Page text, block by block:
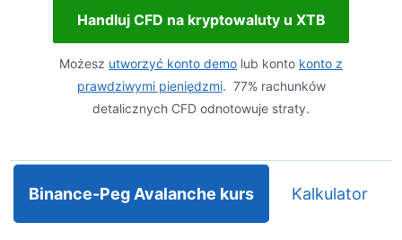
Handluj CFD na kryptowaluty u XTB
Możesz utworzyć konto demo lub konto konto z
prawdziwymi pieniędzmi. 77% rachunków
detalicznych CFD odnotowuje straty.
Binance-Peg Avalanche kurs Kalkulator